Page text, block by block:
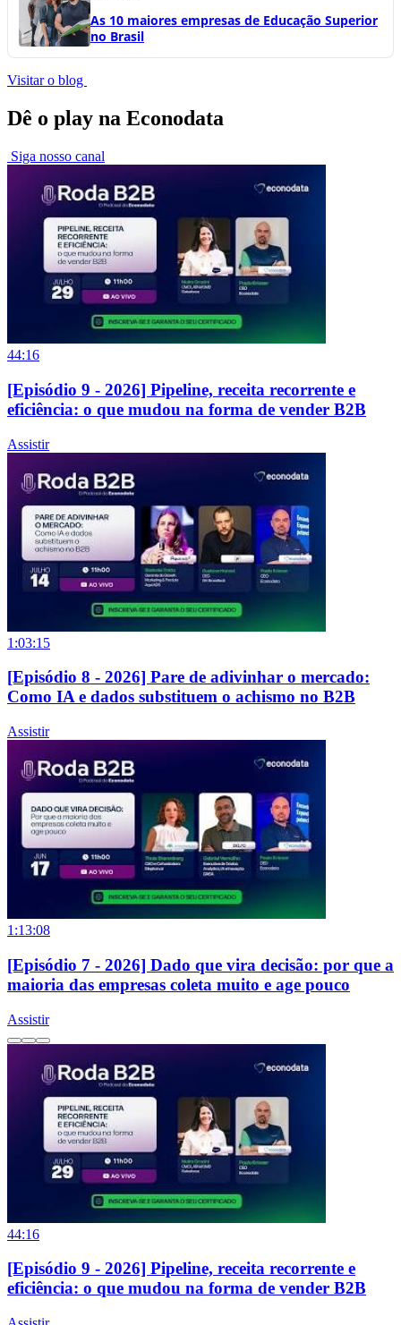
As 10 maiores empresas de Educação Superior
no Brasil
Visitar o blog
Dê o play na Econodata
Siga nosso canal
44:16
[Episódio 9 - 2026] Pipeline, receita recorrente e
eficiência: o que mudou na forma de vender B2B
Assistir
1:03:15
[Episódio 8 - 2026] Pare de adivinhar o mercado:
Como IA e dados substituem o achismo no B2B
Assistir
1:13:08
[Episódio 7 - 2026] Dado que vira decisão: por que a
maioria das empresas coleta muito e age pouco
Assistir
44:16
[Episódio 9 - 2026] Pipeline, receita recorrente e
eficiência: o que mudou na forma de vender B2B